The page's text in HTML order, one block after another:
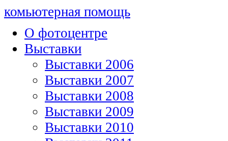
комьютерная помощь
О фотоцентре
Выставки
Выставки 2006
Выставки 2007
Выставки 2008
Выставки 2009
Выставки 2010